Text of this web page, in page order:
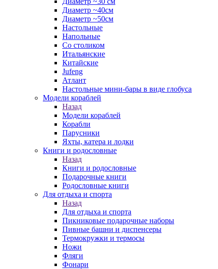
Диаметр ~40см
Диаметр ~50см
Настольные
Напольные
Со столиком
Итальянские
Китайские
Jufeng
Атлант
Настольные мини-бары в виде глобуса
Модели кораблей
Назад
Модели кораблей
Корабли
Парусники
Яхты, катера и лодки
Книги и родословные
Назад
Книги и родословные
Подарочные книги
Родословные книги
Для отдыха и спорта
Назад
Для отдыха и спорта
Пикниковые подарочные наборы
Пивные башни и диспенсеры
Термокружки и термосы
Ножи
Фляги
Фонари